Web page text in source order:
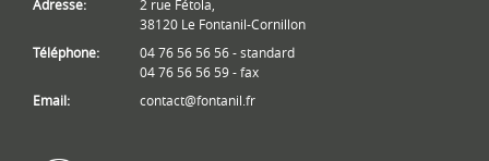
Adresse:
2 rue Fétola,
38120 Le Fontanil-Cornillon
Téléphone:
04 76 56 56 56 - standard
04 76 56 56 59 - fax
Email:
contact@fontanil.fr